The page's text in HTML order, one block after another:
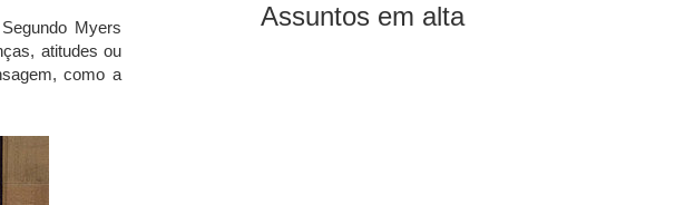
Assuntos em alta
Myers
atitudes ou
como a